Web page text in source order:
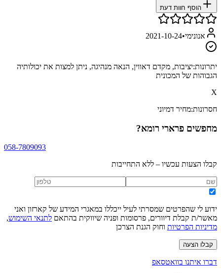
הוסף חוות דעת
אנונימי•
2021-10-24
יתרונות:יציבות, מקדם דאווין, הנאה מנהיגה, ניתן למצות את יכולותיה
הגבוהות של המכונית
X
חסרונות:מחיר דמיוני
מחפשים פרארי רומא?
058-7809093
קבלו הצעות עכשיו – ללא התחייבות
ידוע לי שהפרטים שמסרתי לעיל ייכללו במאגרי המידע של קארזון ואני
מאשר/ת קבלת דיוורים, פרסומות ופניה שיווקית בהתאם לתנאי השימוש,
מדיניות הפרטיות וחוק הגנת הצרכן
קבלו הצעה
דברו איתנו בוואטסאפ